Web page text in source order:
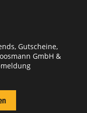
Gutscheine,
GmbH &